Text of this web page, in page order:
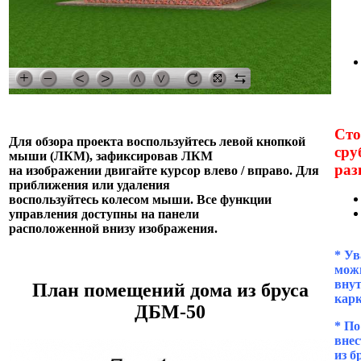
Для обзора проекта воспользуйтесь левой кнопкой
мыши (ЛКМ), зафиксировав ЛКМ
на изображении двигайте курсор влево / вправо. Для
приближения или удаления
воспользуйтесь колесом мыши. Все функции
управления доступны на панели
расположенной внизу изображения.
План помещений дома из бруса
ДБМ-50
*
*
из